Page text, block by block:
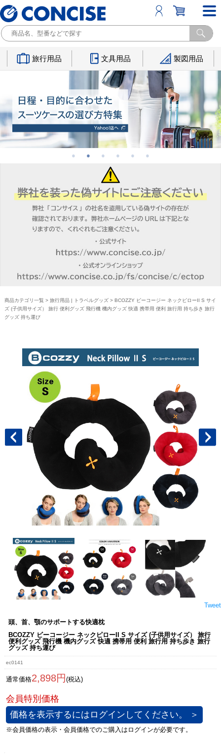
旅行用品 文具用品 製図用品
商品カテゴリ一覧 > 旅行用品 | トラベルグッズ> BCOZZY ビーコージー ネックピローII S サイ
ズ (子供用サイズ） 旅行 便利グッズ 飛行機 機内グッズ 快適 携帯用 便利 旅行用 持ち歩き 旅行
グッズ 持ち運び
Tweet
頭、首、顎のサポートする快適枕
BCOZZY ビーコージー ネックピローII S サイズ (子供用サイズ） 旅行
便利グッズ 飛行機 機内グッズ 快適 携帯用 便利 旅行用 持ち歩き 旅行
グッズ 持ち運び
ec0141
通常価格2,898円 (税込)
価格を表示するにはログインしてください。 ＞